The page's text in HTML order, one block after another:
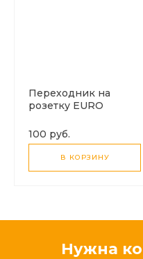
Переходник на
розетку EURO
100 руб.
В КОРЗИНУ
Нужна